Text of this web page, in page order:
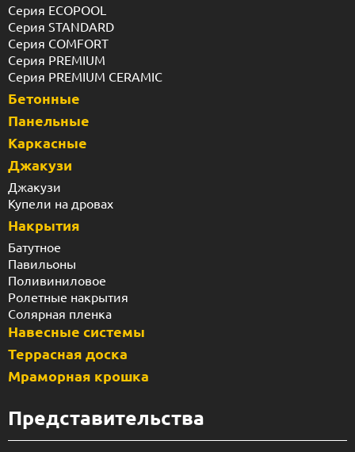
Серия ECOPOOL
Серия STANDARD
Серия COMFORT
Серия PREMIUM
Серия PREMIUM CERAMIC
Бетонные
Панельные
Каркасные
Джакузи
Джакузи
Купели на дровах
Накрытия
Батутное
Павильоны
Поливиниловое
Ролетные накрытия
Солярная пленка
Навесные системы
Террасная доска
Мраморная крошка
Представительства